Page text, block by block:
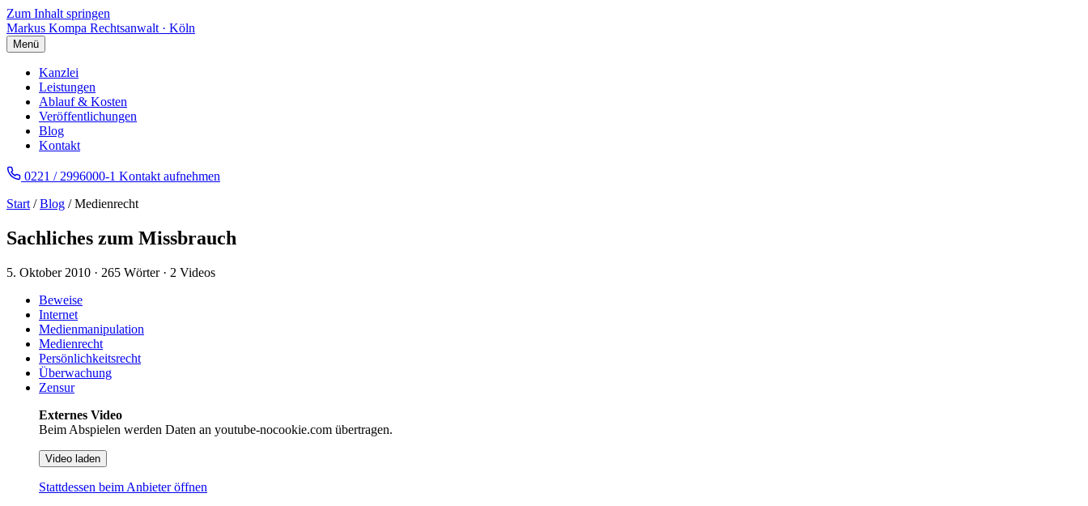
Zum Inhalt springen
Markus Kompa Rechtsanwalt · Köln
Menü
Kanzlei
Leistungen
Ablauf & Kosten
Veröffentlichungen
Blog
Kontakt
0221 / 2996000-1 Kontakt aufnehmen
Start /Blog / Medienrecht
Sachliches zum Missbrauch
5. Oktober 2010 · 265 Wörter · 2 Videos
Beweise
Internet
Medienmanipulation
Medienrecht
Persönlichkeitsrecht
Überwachung
Zensur
Externes Video
Beim Abspielen werden Daten an youtube-nocookie.com übertragen.
Video laden
Stattdessen beim Anbieter öffnen